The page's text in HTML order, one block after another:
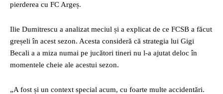
pierderea cu FC Argeș.
Ilie Dumitrescu a analizat meciul și a explicat de ce FCSB a făcut
greșeli în acest sezon. Acesta consideră că strategia lui Gigi
Becali a a miza numai pe jucători tineri nu l-a ajutat deloc în
momentele cheie ale acestui sezon.
„A fost și un context special acum, cu foarte multe accidentări.